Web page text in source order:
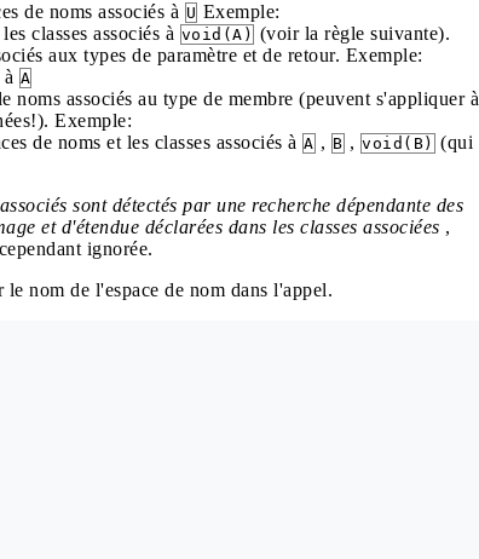
de noms associés à U Exemple:
classes associés à void(A) (voir la règle suivante).
aux types de paramètre et de retour. Exemple:
A
noms associés au type de membre (peuvent s'appliquer à
Exemple:
de noms et les classes associés à A , B , void(B) (qui
sont détectés par une recherche dépendante des
et d'étendue déclarées dans les classes associées ,
ignorée.
le nom de l'espace de nom dans l'appel.